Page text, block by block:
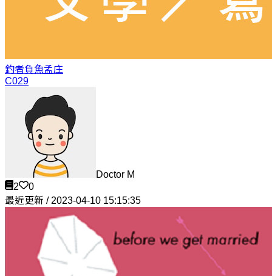
釣者負魚孟庄
C029
Doctor M
2
0
最近更新 / 2023-04-10 15:15:35